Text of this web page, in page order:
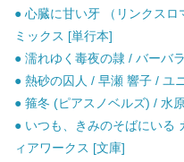
● 心臓に甘い牙 （リンクス
ミックス [単行本]
● 濡れゆく毒夜の隷 / バーバ
● 熱砂の囚人 / 早瀬 響子 / ユ
● 箍冬 (ピアスノベルズ) / 水
● いつも、きみのそばにいる
ィアワークス [文庫]